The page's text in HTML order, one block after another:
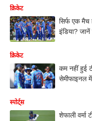
क्रिकेट
सिर्फ एक मैच
इंडिया?
क्रिकेट
कम नहीं हुई
सेमीफाइनल
स्पोर्ट्स
शेफाली वर्मा